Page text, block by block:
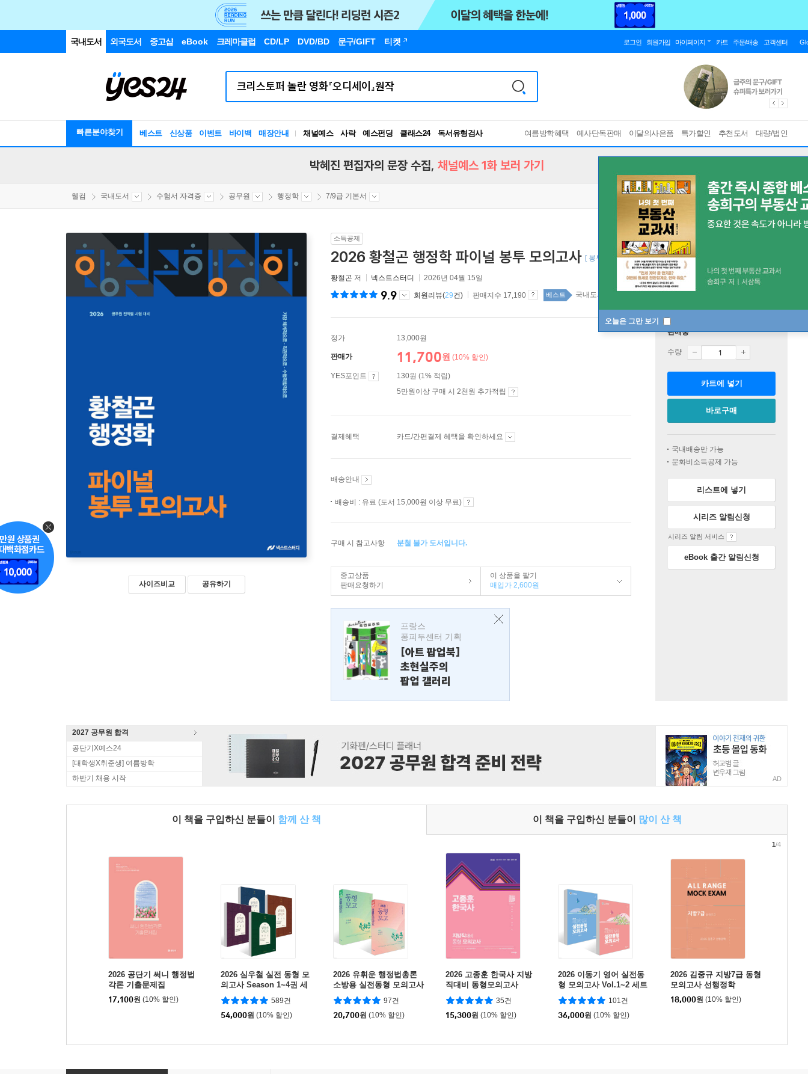
국내도서 외국도서 중고샵 eBook 크레마클럽 CD/LP DVD/BD 문구/GIFT 티켓 로그인 회원가입 마이페이지 카트 주문/배송 고객센터
빠른분야찾기 베스트 신상품 이벤트 바이백 매장안내 채널예스 사락 예스펀딩 클래스24
독서유형검사
RBTI Lab
여름방학혜택 예사단독판매 이달의사은품 특가할인 추천도서 대량/법인
오늘은 그만 보기
박혜진 편집자의 문장 수집, 채널예스 1화 보러 가기
웰컴 국내도서 수험서 자격증 공무원 행정학 7/9급 기본서
사이즈비교 공유하기
소득공제
2026 황철곤 행정학 파이널 봉투 모의고사 [ 봉투형 ]
황철곤 저 넥스트스터디 2026년 04월 15일
9.9 회원리뷰(29건) 판매지수 17,190 베스트 국내도서 top100 2주
정가 13,000원
판매가 11,700원 (10% 할인)
YES포인트
130원 (1% 적립)
5만원이상 구매 시 2천원 추가적립
결제혜택 카드/간편결제 혜택을 확인하세요
배송안내
배송비 : 유료 (도서 15,000원 이상 무료)
구매 시 참고사항 분철 불가 도서입니다.
중고상품
판매요청하기
이 상품을 팔기
매입가 2,600원
프랑스
퐁피두센터 기획
[아트 팝업북]
초현실주의
팝업 갤러리
판매중
수량
카트에 넣기
바로구매
국내배송만 가능
문화비소득공제 가능
리스트에 넣기
시리즈 알림신청
시리즈 알림 서비스
eBook 출간 알림신청
2027 공무원 합격
공단기X예스24
[대학생X취준생] 여름방학
하반기 채용 시작
AD
이 책을 구입하신 분들이 함께 산 책 이 책을 구입하신 분들이 많이 산 책
2026 공단기 써니 행정법
각론 기출문제집
17,100원 (10% 할인)
2026 심우철 실전 동형 모
의고사 Season 1~4권 세
트
589건
54,000원 (10% 할인)
2026 유휘운 행정법총론
소방용 실전동형 모의고사
+ 2026 유휘운 행정법총론
실전동형 모의고사 세트
97건
20,700원 (10% 할인)
2026 고종훈 한국사 지방
직대비 동형모의고사
35건
15,300원 (10% 할인)
2026 이동기 영어 실전동
형 모의고사 Vol.1~2 세트
101건
36,000원 (10% 할인)
2026 김중규 지방7급 동형
모의고사 선행정학
18,000원 (10% 할인)
1/4